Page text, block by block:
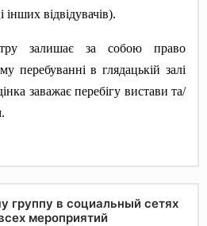
відвідувачів).
залишає за собою право
перебуванні в глядацькій залі
заважає перебігу вистави та/
группу в социальный сетях
мероприятий